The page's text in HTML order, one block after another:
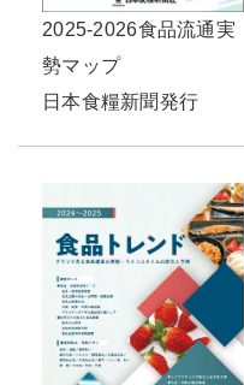
2025-2026食品流通実
勢マップ
日本食糧新聞発行